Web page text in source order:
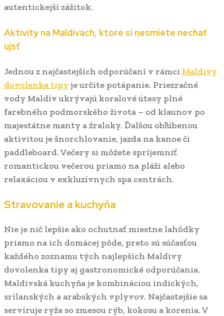
autentickejší zážitok.
Aktivity na Maldivách, ktoré si nesmiete nechať
ujsť
Jednou z najčastejších odporúčaní v rámci Maldivy
dovolenka tipy je určite potápanie. Priezračné
vody Maldív ukrývajú koralové útesy plné
farebného podmorského života – od klaunov po
majestátne manty a žraloky. Ďalšou obľúbenou
aktivitou je šnorchlovanie, jazda na kanoe či
paddleboard. Večery si môžete spríjemniť
romantickou večerou priamo na pláži alebo
relaxáciou v exkluzívnych spa centrách.
Stravovanie a kuchyňa
Nie je nič lepšie ako ochutnať miestne lahôdky
priamo na ich domácej pôde, preto sú súčasťou
každého zoznamu tých najlepších Maldivy
dovolenka tipy aj gastronomické odporúčania.
Maldivská kuchyňa je kombináciou indických,
srílanských a arabských vplyvov. Najčastejšie sa
servíruje ryža so zmesou rýb, kokosu a korenia. V